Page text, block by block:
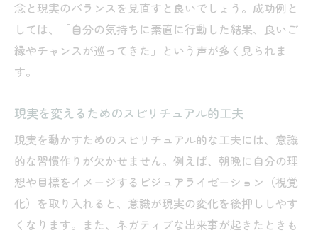
念と現実のバランスを見直すと良いでしょう。成功例と
しては、「自分の気持ちに素直に行動した結果、良いご
縁やチャンスが巡ってきた」という声が多く見られま
す。
現実を変えるためのスピリチュアル的工夫
現実を動かすためのスピリチュアル的な工夫には、意識
的な習慣作りが欠かせません。例えば、朝晩に自分の理
想や目標をイメージするビジュアライゼーション（視覚
化）を取り入れると、意識が現実の変化を後押ししやす
くなります。また、ネガティブな出来事が起きたときも